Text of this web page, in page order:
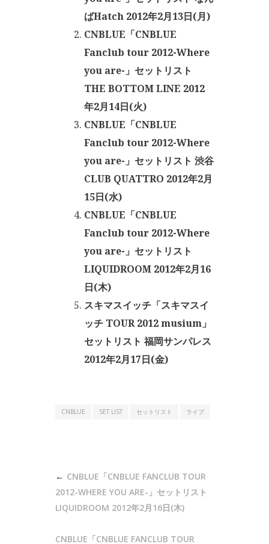
ばHatch 2012年2月13日(月)
CNBLUE「CNBLUE
Fanclub tour 2012-Where
you are-」セットリスト
THE BOTTOM LINE 2012
年2月14日(火)
CNBLUE「CNBLUE
Fanclub tour 2012-Where
you are-」セットリスト 渋谷
CLUB QUATTRO 2012年2月
15日(水)
CNBLUE「CNBLUE
Fanclub tour 2012-Where
you are-」セットリスト
LIQUIDROOM 2012年2月16
日(木)
スキマスイッチ「スキマスイ
ッチ TOUR 2012 musium」
セットリスト 福岡サンパレス
2012年2月17日(金)
CNBLUE SET LIST セットリスト ライブ
CNBLUE「CNBLUE FANCLUB TOUR
2012-WHERE YOU ARE-」セットリスト
LIQUIDROOM 2012年2月16日(木)
CNBLUE「CNBLUE FANCLUB TOUR